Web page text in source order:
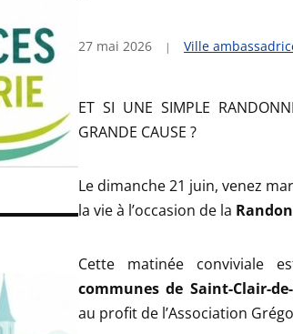
27 mai 2026 Ville
ET SI UNE SIMPLE
GRANDE CAUSE ?
Le dimanche 21 juin, venez
la vie à l’occasion de la
Cette matinée conviviale
communes de Saint-Clair-
au profit de l’Association